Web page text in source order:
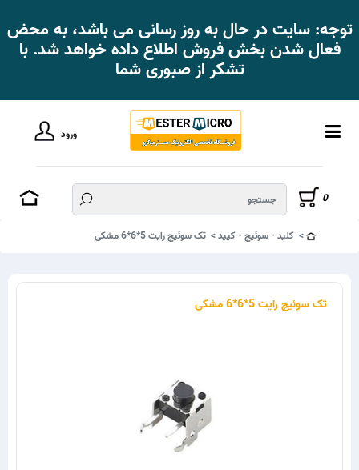
توجه: سایت در حال به روز رسانی می باشد، به محض
فعال شدن بخش فروش اطلاع داده خواهد شد. با
تشکر از صبوری شما
ورود
0
کلید - سوئیچ - کیپد تک سوئیچ رایت 5*6*6 مشکی
تک سوئیچ رایت 5*6*6 مشکی